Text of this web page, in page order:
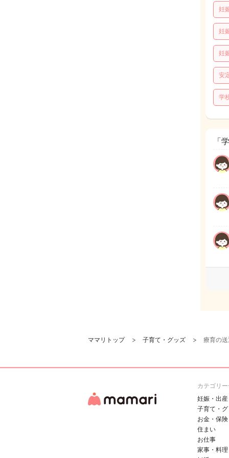
妊
妊
妊
安
学
「
ママリトップ 子育て・グッズ 療育の
カテゴリ
妊娠・出産
子育て・
お金・保険
住まい
お仕事
家事・料理